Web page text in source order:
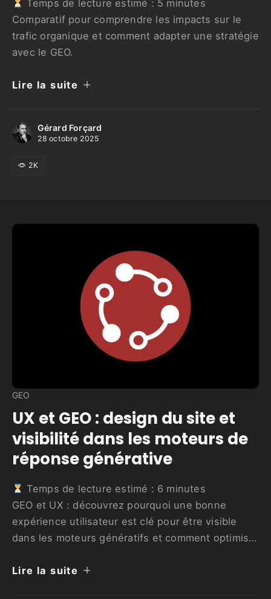
Temps de lecture estimé : 5 minutes
Comparatif pour comprendre les impacts sur le
trafic organique et comment adapter une stratégie
avec le GEO.
Lire la suite
Gérard Forçard
28 octobre 2025
2K
GEO
UX et GEO : design du site et
visibilité dans les moteurs de
réponse générative
Temps de lecture estimé : 6 minutes
GEO et UX : découvrez pourquoi une bonne
expérience utilisateur est clé pour être visible
dans les moteurs génératifs et comment optimiser
Lire la suite